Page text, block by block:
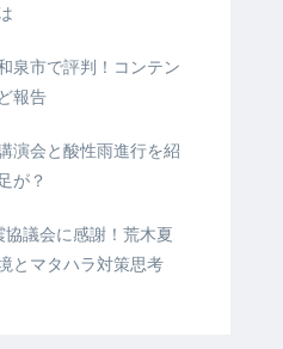
泉市で評判！コンテン
報告
演会と酸性雨進行を紹
が？
議会に感謝！荒木夏
とマタハラ対策思考